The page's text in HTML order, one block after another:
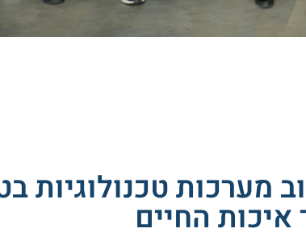
מערכות טכנולוגיות
החיים